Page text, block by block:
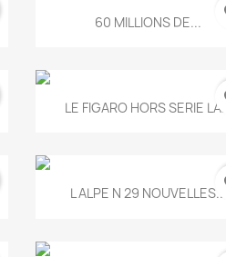
Aperçu rapide
60 MILLIONS DE...
Aperçu rapide
LE FIGARO HORS SERIE
Aperçu rapide
L ALPE N 29 NOUVELLES...